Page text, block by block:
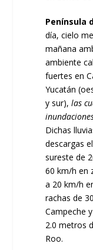
Península
día, cielo
mañana
ambiente
fuertes en
Yucatán
y sur), las
Dichas
descargas
sureste de
60 km/h en
a 20 km/h
rachas de
Campeche
2.0 metros
Roo.